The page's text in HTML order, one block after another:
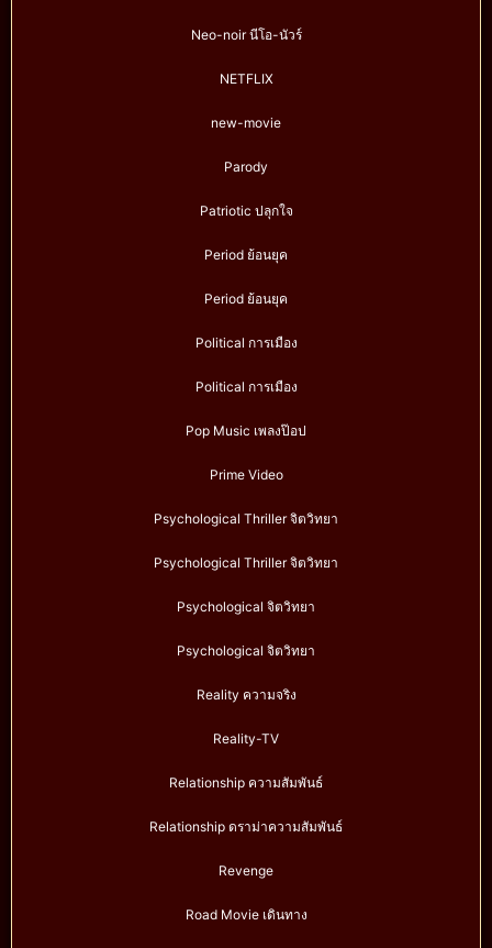
Neo-noir นีโอ-นัวร์
NETFLIX
new-movie
Parody
Patriotic ปลุกใจ
Period ย้อนยุค
Period ย้อนยุค
Political การเมือง
Political การเมือง
Pop Music เพลงป๊อป
Prime Video
Psychological Thriller จิตวิทยา
Psychological Thriller จิตวิทยา
Psychological จิตวิทยา
Psychological จิตวิทยา
Reality ความจริง
Reality-TV
Relationship ความสัมพันธ์
Relationship ดราม่าความสัมพันธ์
Revenge
Road Movie เดินทาง